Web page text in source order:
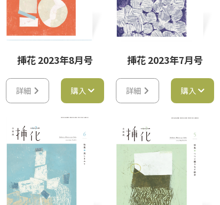
挿花 2023年8月号
詳細 購入
挿花 2023年7月号
詳細 購入